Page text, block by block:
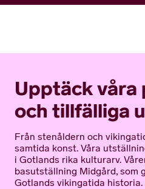
Upptäck våra
och tillfälliga
Från stenåldern och
samtida konst. Våra
i Gotlands rika kulturarv.
basutställning Midgård, som
Gotlands vikingatida historia.